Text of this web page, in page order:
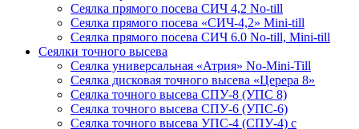
Сеялка прямого посева СИЧ 4,2 No-till
Сеялка прямого посева «СИЧ-4,2» Mini-till
Сеялка прямого посева СИЧ 6.0 No-till, Mini-till
Сеялки точного высева
Сеялка универсальная «Атрия» No-Mini-Till
Сеялка дисковая точного высева «Церера 8»
Сеялка точного высева СПУ-8 (УПС 8)
Сеялка точного высева СПУ-6 (УПС-6)
Сеялка точного высева УПС-4 (СПУ-4) с